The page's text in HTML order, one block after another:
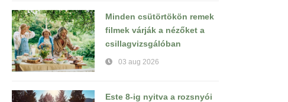
Minden csütörtökön remek
filmek várják a nézőket a
csillagvizsgálóban
03 aug 2026
Este 8-ig nyitva a rozsnyói